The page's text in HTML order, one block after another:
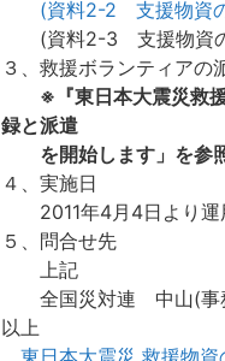
(資料2-2 支援物資
(資料2-3 支援物資の
３、救援ボランティアの
※『東日本大震災救
録と派遣
を開始します」を参
４、実施日
2011年4月4日より運
５、問合せ先
上記
全国災対連
以上
東日本大震災 救援物